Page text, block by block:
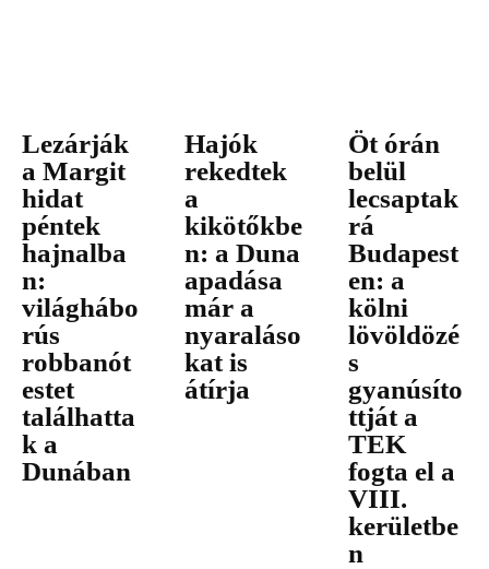
Lezárják
a Margit
hidat
péntek
hajnalba
n:
világhábo
rús
robbanót
estet
találhatta
k a
Dunában
Hajók
rekedtek
a
kikötőkbe
n: a Duna
apadása
már a
nyaraláso
kat is
átírja
Öt órán
belül
lecsaptak
rá
Budapest
en: a
kölni
lövöldözé
s
gyanúsíto
ttját a
TEK
fogta el a
VIII.
kerületbe
n